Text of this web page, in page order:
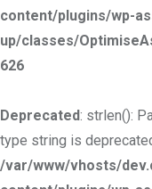
content/plugins/wp-
up/classes/
626
Deprecated: strlen():
type string is
/var/www/vhosts/